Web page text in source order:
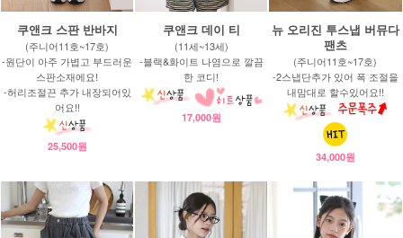
쿠앤크 스판 반바지
(주니어11호~17호)
-원단이 아주 가볍고 부드러운
스판소재에요!
-허리조절끈 추가 내장되어있
어요!!
25,500원
쿠앤크 데이 티
(11세~13세)
-블랙&화이트 나염으로 깔끔
한 코디!
17,000원
뉴 오리진 투스냅 버뮤다
팬츠
(주니어11호~17호)
-2스냅단추가 있어 폭 조절을
내맘대로 할수있어요!!
34,000원